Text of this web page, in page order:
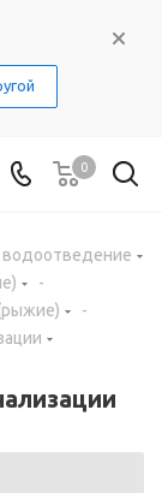
0
водоотведение
-
-